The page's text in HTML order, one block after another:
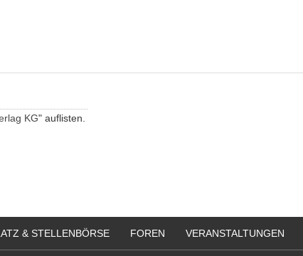
KG" auflisten.
& STELLENBÖRSE FOREN VERANSTALTUNGEN